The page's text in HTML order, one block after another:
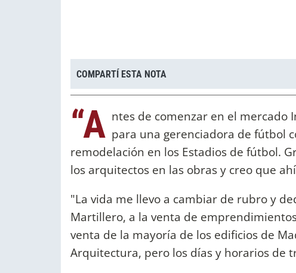
COMPARTÍ ESTA NOTA
“A ntes de comenzar en el mercado
para una gerenciadora de fútbol
remodelación en los Estadios de fútbol.
los arquitectos en las obras y creo que
"La vida me llevo a cambiar de rubro y
Martillero, a la venta de
venta de la mayoría de los edificios de
Arquitectura, pero los días y horarios de